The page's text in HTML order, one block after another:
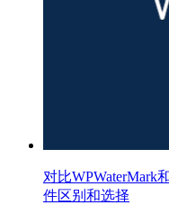
对比WPWaterMark
件区别和选择